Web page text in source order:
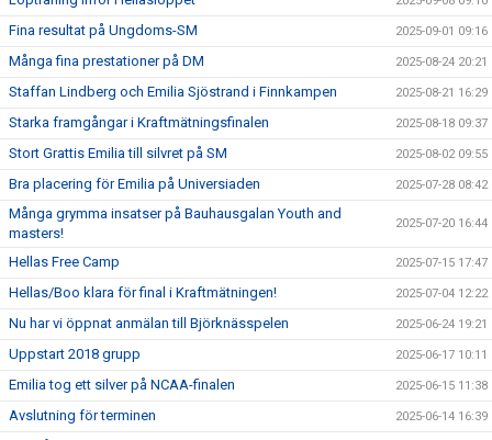
Fina resultat på Ungdoms-SM 2025-09-01 09:16
Många fina prestationer på DM 2025-08-24 20:21
Staffan Lindberg och Emilia Sjöstrand i Finnkampen 2025-08-21 16:29
Starka framgångar i Kraftmätningsfinalen 2025-08-18 09:37
Stort Grattis Emilia till silvret på SM 2025-08-02 09:55
Bra placering för Emilia på Universiaden 2025-07-28 08:42
Många grymma insatser på Bauhausgalan Youth and
masters!
2025-07-20 16:44
Hellas Free Camp 2025-07-15 17:47
Hellas/Boo klara för final i Kraftmätningen! 2025-07-04 12:22
Nu har vi öppnat anmälan till Björknässpelen 2025-06-24 19:21
Uppstart 2018 grupp 2025-06-17 10:11
Emilia tog ett silver på NCAA-finalen 2025-06-15 11:38
Avslutning för terminen 2025-06-14 16:39